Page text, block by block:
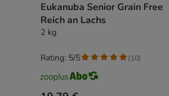
Eukanuba Senior Grain Free
Reich an Lachs
2 kg
Rating: 5/5 (10)